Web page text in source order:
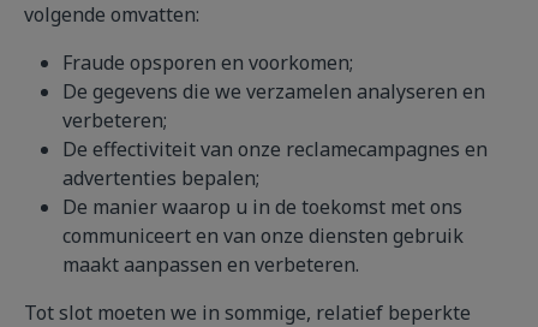
volgende omvatten:
Fraude opsporen en voorkomen;
De gegevens die we verzamelen analyseren en
verbeteren;
De effectiviteit van onze reclamecampagnes en
advertenties bepalen;
De manier waarop u in de toekomst met ons
communiceert en van onze diensten gebruik
maakt aanpassen en verbeteren.
Tot slot moeten we in sommige, relatief beperkte